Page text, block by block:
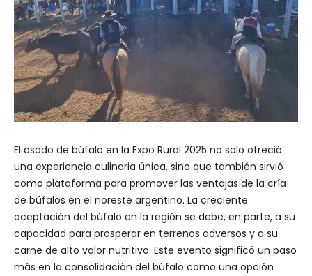
El asado de búfalo en la Expo Rural 2025 no solo ofreció
una experiencia culinaria única, sino que también sirvió
como plataforma para promover las ventajas de la cría
de búfalos en el noreste argentino. La creciente
aceptación del búfalo en la región se debe, en parte, a su
capacidad para prosperar en terrenos adversos y a su
carne de alto valor nutritivo. Este evento significó un paso
más en la consolidación del búfalo como una opción